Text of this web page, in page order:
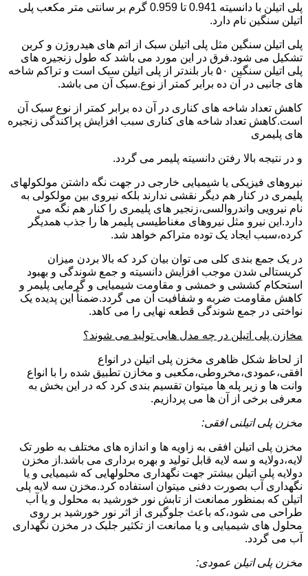
پلی اتیلن با دانسیته 0.941 تا 0.959 گرم بر سانتی متر مکعب پلی
اتیلن سنگین نام دارد.
پلی اتیلن سنگین مثل پلی اتیلن سبک از اتم های هیدروژن و کربن
تشکیل می شود.فرق در این مورد می باشد که طول زنجیره های
پلی اتیلن سنگین ۵۰ بار بلندتر از پلی اتیلن سبک است و تراکم شاخه
های جانبی در آن ده برابر کمتر از نوع.سبک آن می باشد.
کاهش تعداد شاخه های کناری در آن ده برابر کمتر از نوع سبک آن
است.کاهش تعداد شاخه های کناری سبب افزایش پراکندگی زنجیره
های پلیمری
و در نتیجه بالا رفتن دانسیته پلیمر می گردد.
نیروهای فیزیکی یا شیمیایی خارجی در جهت نگه داشتن مولکولهای
پلیمری در کنار هم دیگر نقشی ندارند بلکه نیروی بین مولکولی به
نام نیرویی واندروالسی،زنجیر های پلیمری را کنار هم نگه می
دارد.این نیرو مثل نیروهای مغناطیسی پلیمر ها را جذب همدیگر
کرده،سبب ایجاد یک توده متراکم خواهد شد.
در یک جمع بندی کلی می توان بیان کرد که بالا بردن میزان
کریستالی شدن موجب افزایش دانسیته و جمع شوندگی و بهبود
استحکام کششی و خمشی و مقاومت شیمیایی و گرمایی پلیمر و
کاهش مقاومت ضربه و شفافیت آن می گردد.ضمناً این پدیده یک
نواختی در جمع شوندگی قطعه نهایی را می کاهد.
مخازن پلی اتیلن در چه مدل هایی تولید می شوند؟
از لحاظ شکل ظاهری مخزن پلی اتیلن در انواع
افقی،عمودی،مخروطی،مکعبی و مخازن تطبیق شده را با انواع
وانت ها و زیر پله ها میتوان تقسیم بندی کرد که در این بخش به
معرفی برخی از آن ها می پردازیم.
مخزن پلی اتیلنی افقی:
مخزن پلی اتیلن افقی به زاویه ها و اندازه های مختلف به طور تک
لایه،دولایه و سه لایه قابل تولید و بهره برداری می باشد.از مخزن
دولایه پلی اتیلن بیشتر جهت نگهداری محلولهایی که شیمیایی و یا
نگهداری آب بصورت دفنی میتوان استفاده کرد.مخزن سه لایه پلی
اتیلن که بمنظور ممانعت از تابش نور خورشید به محلول و یا آب
طراحی می شود،که باعث جلوگیری از اثر نور خورشید بر روی
محلول های شیمیایی و یا ممانعت از تکثیر جلبک در مخزن نگهداری
آب می گردد.
مخزن پلی اتیلن عمودی: